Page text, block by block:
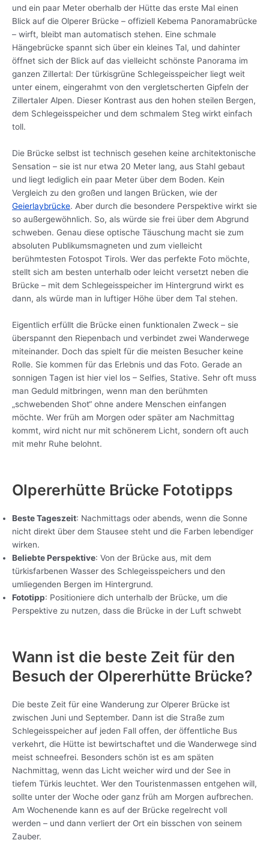
und ein paar Meter oberhalb der Hütte das erste Mal einen
Blick auf die Olperer Brücke – offiziell Kebema Panoramabrücke
– wirft, bleibt man automatisch stehen. Eine schmale
Hängebrücke spannt sich über ein kleines Tal, und dahinter
öffnet sich der Blick auf das vielleicht schönste Panorama im
ganzen Zillertal: Der türkisgrüne Schlegeisspeicher liegt weit
unter einem, eingerahmt von den vergletscherten Gipfeln der
Zillertaler Alpen. Dieser Kontrast aus den hohen steilen Bergen,
dem Schlegeisspeicher und dem schmalem Steg wirkt einfach
toll.
Die Brücke selbst ist technisch gesehen keine architektonische
Sensation – sie ist nur etwa 20 Meter lang, aus Stahl gebaut
und liegt lediglich ein paar Meter über dem Boden. Kein
Vergleich zu den großen und langen Brücken, wie der
Geierlaybrücke. Aber durch die besondere Perspektive wirkt sie
so außergewöhnlich. So, als würde sie frei über dem Abgrund
schweben. Genau diese optische Täuschung macht sie zum
absoluten Publikumsmagneten und zum vielleicht
berühmtesten Fotospot Tirols. Wer das perfekte Foto möchte,
stellt sich am besten unterhalb oder leicht versetzt neben die
Brücke – mit dem Schlegeisspeicher im Hintergrund wirkt es
dann, als würde man in luftiger Höhe über dem Tal stehen.
Eigentlich erfüllt die Brücke einen funktionalen Zweck – sie
überspannt den Riepenbach und verbindet zwei Wanderwege
miteinander. Doch das spielt für die meisten Besucher keine
Rolle. Sie kommen für das Erlebnis und das Foto. Gerade an
sonnigen Tagen ist hier viel los – Selfies, Stative. Sehr oft muss
man Geduld mitbringen, wenn man den berühmten
„schwebenden Shot“ ohne andere Menschen einfangen
möchte. Wer früh am Morgen oder später am Nachmittag
kommt, wird nicht nur mit schönerem Licht, sondern oft auch
mit mehr Ruhe belohnt.
Olpererhütte Brücke Fototipps
Beste Tageszeit: Nachmittags oder abends, wenn die Sonne
nicht direkt über dem Stausee steht und die Farben lebendiger
wirken.
Beliebte Perspektive: Von der Brücke aus, mit dem
türkisfarbenen Wasser des Schlegeisspeichers und den
umliegenden Bergen im Hintergrund.
Fototipp: Positioniere dich unterhalb der Brücke, um die
Perspektive zu nutzen, dass die Brücke in der Luft schwebt
Wann ist die beste Zeit für den
Besuch der Olpererhütte Brücke?
Die beste Zeit für eine Wanderung zur Olperer Brücke ist
zwischen Juni und September. Dann ist die Straße zum
Schlegeisspeicher auf jeden Fall offen, der öffentliche Bus
verkehrt, die Hütte ist bewirtschaftet und die Wanderwege sind
meist schneefrei. Besonders schön ist es am späten
Nachmittag, wenn das Licht weicher wird und der See in
tiefem Türkis leuchtet. Wer den Touristenmassen entgehen will,
sollte unter der Woche oder ganz früh am Morgen aufbrechen.
Am Wochenende kann es auf der Brücke regelrecht voll
werden – und dann verliert der Ort ein bisschen von seinem
Zauber.